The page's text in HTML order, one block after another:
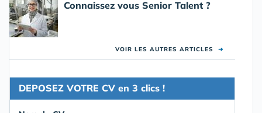
Connaissez vous Senior Talent ?
VOIR LES AUTRES ARTICLES ➜
DEPOSEZ VOTRE CV en 3 clics !